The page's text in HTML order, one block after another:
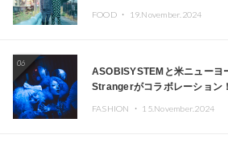
FOOD ・ 19.November.2024
06
ASOBISYSTEMと米ニューヨ
Strangerがコラボレーション
FASHION ・ 15.November.2024